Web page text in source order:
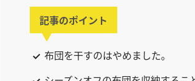
記事のポイント
布団を干すのはやめました。